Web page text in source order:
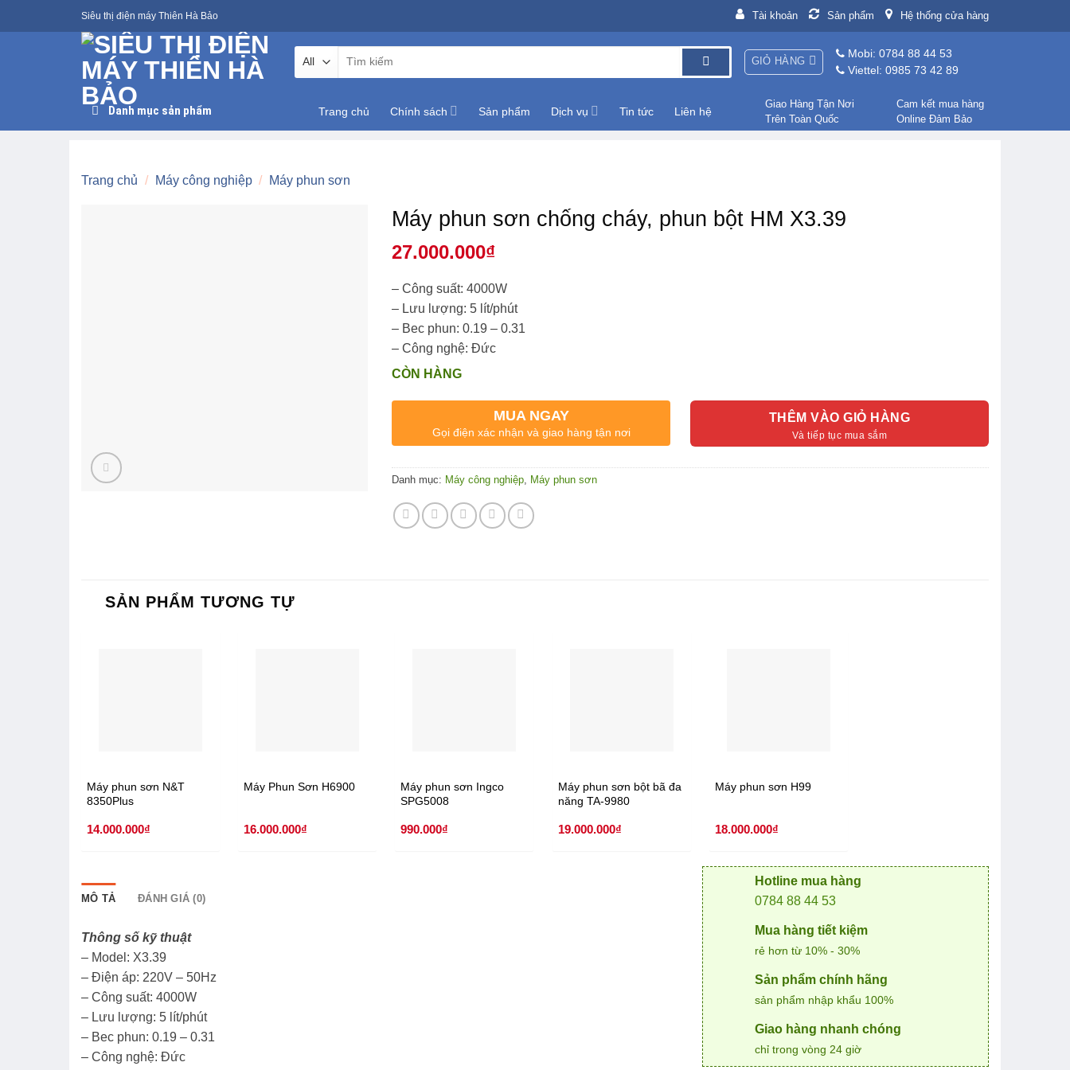
to
Siêu thị điện máy Thiên Hà Bảo Tài khoản Sản phẩm Hệ thống cửa hàng
kiếm:
GIỎ HÀNG
Mobi: 0784 88 44 53
Viettel: 0985 73 42 89
Danh mục sản phẩm Trang chủ Chính sách Sản phẩm Dịch vụ Tin tức Liên hệ
Giao Hàng Tận Nơi
Trên Toàn Quốc
Cam kết mua hàng
Online Đảm Bảo
Trang chủ / Máy công nghiệp / Máy phun sơn
Máy phun sơn chống cháy, phun bột HM X3.39
27.000.000₫
– Công suất: 4000W
– Lưu lượng: 5 lít/phút
– Bec phun: 0.19 – 0.31
– Công nghệ: Đức
CÒN HÀNG
THÊM VÀO GIỎ HÀNG
MUA NGAY
Gọi điện xác nhận và giao hàng tận nơi
Danh mục: Máy công nghiệp Máy phun sơn
SẢN PHẨM TƯƠNG TỰ
Máy phun sơn N&T
8350Plus
14.000.000₫
Máy Phun Sơn H6900
16.000.000₫
Máy phun sơn Ingco
SPG5008
990.000₫
Máy phun sơn bột bã đa
năng TA-9980
19.000.000₫
Máy phun sơn H99
18.000.000₫
MÔ TẢ ĐÁNH GIÁ (0)
Thông số kỹ thuật
– Model: X3.39
– Điện áp: 220V – 50Hz
– Công suất: 4000W
– Lưu lượng: 5 lít/phút
– Bec phun: 0.19 – 0.31
– Công nghệ: Đức
Hotline mua hàng
0784 88 44 53
Mua hàng tiết kiệm
rẻ hơn từ 10% - 30%
Sản phẩm chính hãng
sản phẩm nhập khẩu 100%
Giao hàng nhanh chóng
chỉ trong vòng 24 giờ